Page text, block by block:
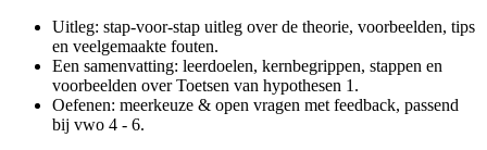
Uitleg: stap-voor-stap uitleg over de theorie, voorbeelden, tips
en veelgemaakte fouten.
Een samenvatting: leerdoelen, kernbegrippen, stappen en
voorbeelden overToetsen van hypothesen 1 .
Oefenen: meerkeuze & open vragen met feedback, passend
bij vwo 4 - 6.